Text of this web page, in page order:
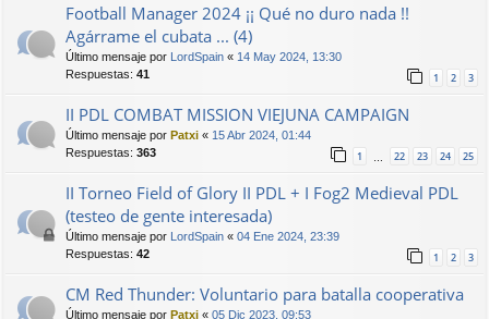
Football Manager 2024 ¡¡ Qué no duro nada !!
Agárrame el cubata ... (4)
Último mensaje por LordSpain « 14 May 2024, 13:30
Respuestas: 41 1 2 3
II PDL COMBAT MISSION VIEJUNA CAMPAIGN
Último mensaje por Patxi « 15 Abr 2024, 01:44
Respuestas: 363 1 22 23 24 25
II Torneo Field of Glory II PDL + I Fog2 Medieval PDL
(testeo de gente interesada)
Último mensaje por LordSpain « 04 Ene 2024, 23:39
Respuestas: 42 1 2 3
CM Red Thunder: Voluntario para batalla cooperativa
Último mensaje por Patxi « 05 Dic 2023, 09:53